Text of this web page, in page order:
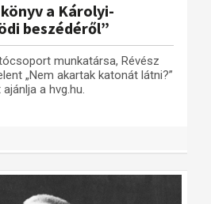
a Károlyi-
beszédéről”
munkatársa, Révész
„Nem akartak katonát látni?”
a hvg.hu.